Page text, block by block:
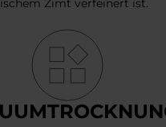
Zimt verfeinert ist.